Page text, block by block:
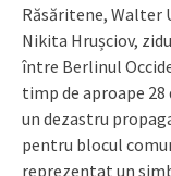
Răsăritene, Walter
Nikita Hrușciov,
între Berlinul
timp de aproape
un dezastru
pentru blocul
reprezentat un